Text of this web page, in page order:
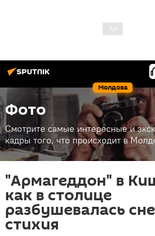
Молдова
Фото
Смотрите самые интересные и
кадры того, что происходит в
"Армагеддон" в
как в столице
разбушевалась
стихия